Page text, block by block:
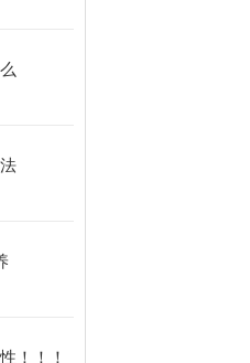
！！！